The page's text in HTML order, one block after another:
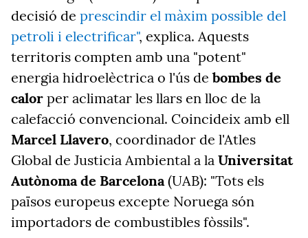
decisió de prescindir el màxim possible del
petroli i electrificar", explica. Aquests
territoris compten amb una "potent"
energia hidroelèctrica o l'ús de bombes de
calor per aclimatar les llars en lloc de la
calefacció convencional. Coincideix amb ell
Marcel Llavero, coordinador de l'Atles
Global de Justicia Ambiental a la Universitat
Autònoma de Barcelona(UAB): "Tots els
països europeus excepte Noruega són
importadors de combustibles fòssils".